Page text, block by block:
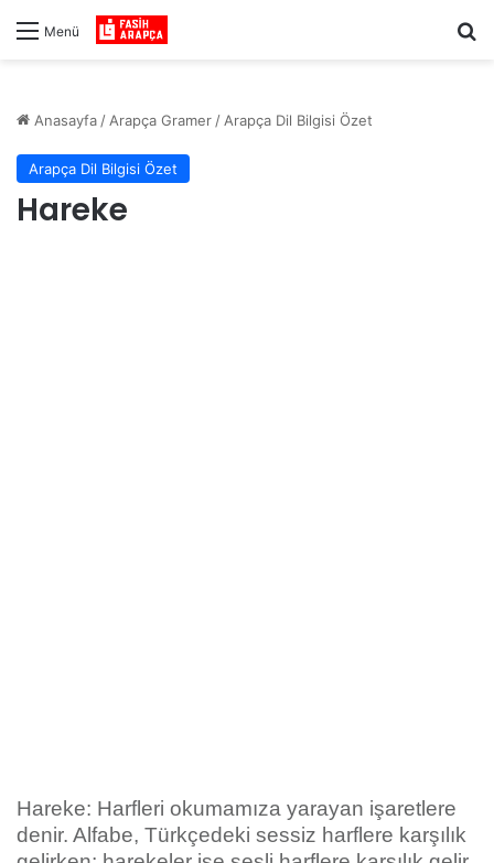
Menü
Anasayfa / Arapça Gramer / Arapça Dil Bilgisi Özet
Arapça Dil Bilgisi Özet
Hareke
Hareke: Harfleri okumamıza yarayan işaretlere
denir. Alfabe, Türkçedeki sessiz harflere karşılık